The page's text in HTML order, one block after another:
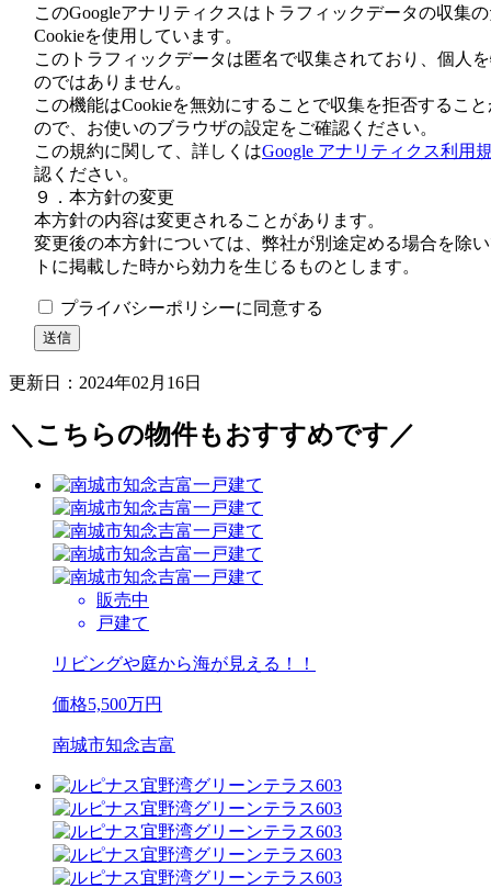
このGoogleアナリティクスはトラフィックデータの収集
Cookieを使用しています。
このトラフィックデータは匿名で収集されており、個人
のではありません。
この機能はCookieを無効にすることで収集を拒否するこ
ので、お使いのブラウザの設定をご確認ください。
この規約に関して、詳しくはGoogle アナリティクス利用
認ください。
９．本方針の変更
本方針の内容は変更されることがあります。
変更後の本方針については、弊社が別途定める場合を除
トに掲載した時から効力を生じるものとします。
プライバシーポリシーに同意する
更新日：2024年02月16日
＼こちらの物件もおすすめです／
販売中
戸建て
リビングや庭から海が見える！！
価格5,500万円
南城市知念吉富